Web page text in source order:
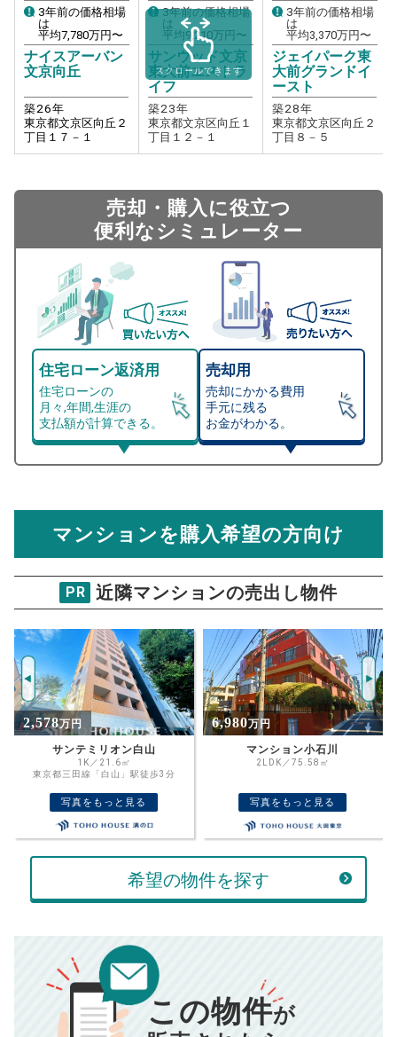
3年前の価格相場
は
平均7,780万円〜
ナイスアーバン
文京向丘
築26年
東京都文京区向丘２
丁目１７－１
3年前の価格相場
は
平均9,210万円〜
サンウッド文京
東大前エストラ
イフ
築23年
東京都文京区向丘１
丁目１２－１
3年前の価格相場
は
平均3,370万円〜
ジェイパーク東
大前グランドイ
ースト
築28年
東京都文京区向丘２
丁目８－５
スクロールできます
売却・購入に役立つ
便利なシミュレーター
住宅ローン返済用
住宅ローンの
月々,年間,生涯の
支払額が計算できる。
売却用
売却にかかる費用
手元に残る
お金がわかる。
総支払額シミュレーション
物件価格
万円
ご希望の
返済期間
住宅ローン
金利
%
ボーナス
返済金額
万円
万円
返済シミュレーション計算結果
毎月の支払額 834
マンション売却シミュレーター
ナイスアーバン文京向丘
試算条件 61㎡・7階
推定売却価格：9601万円
資金計画のために査定額や希望売却価
格を入力して活用するのもおすすめ◎
万円
計算する
00万円
■仲介手数料／ 00万円
■売買契約書印紙／ 0
■抵当権抹消費用／0万円
マンションを購入希望の方向け
PR 近隣マンションの売出し物件
6,980万円
マンション小石川
2LDK／75.58㎡
写真をもっと見る
15,480万円
ライオンズガーデンヒルズ白山
2SLDK／75.06㎡
写真をもっと見る
希望の物件を探す
この物件が